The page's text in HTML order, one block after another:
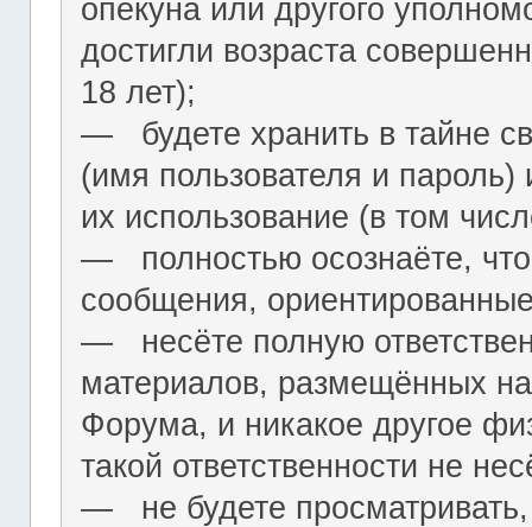
опекуна или другого
достигли возраста
18 лет);
― будете хранить в тайне
(имя пользователя и пароль)
их использование (в том
― полностью осознаёте,
сообщения,
― несёте полную
материалов, размещённых
Форума, и никакое другое
такой ответственности не
― не будете